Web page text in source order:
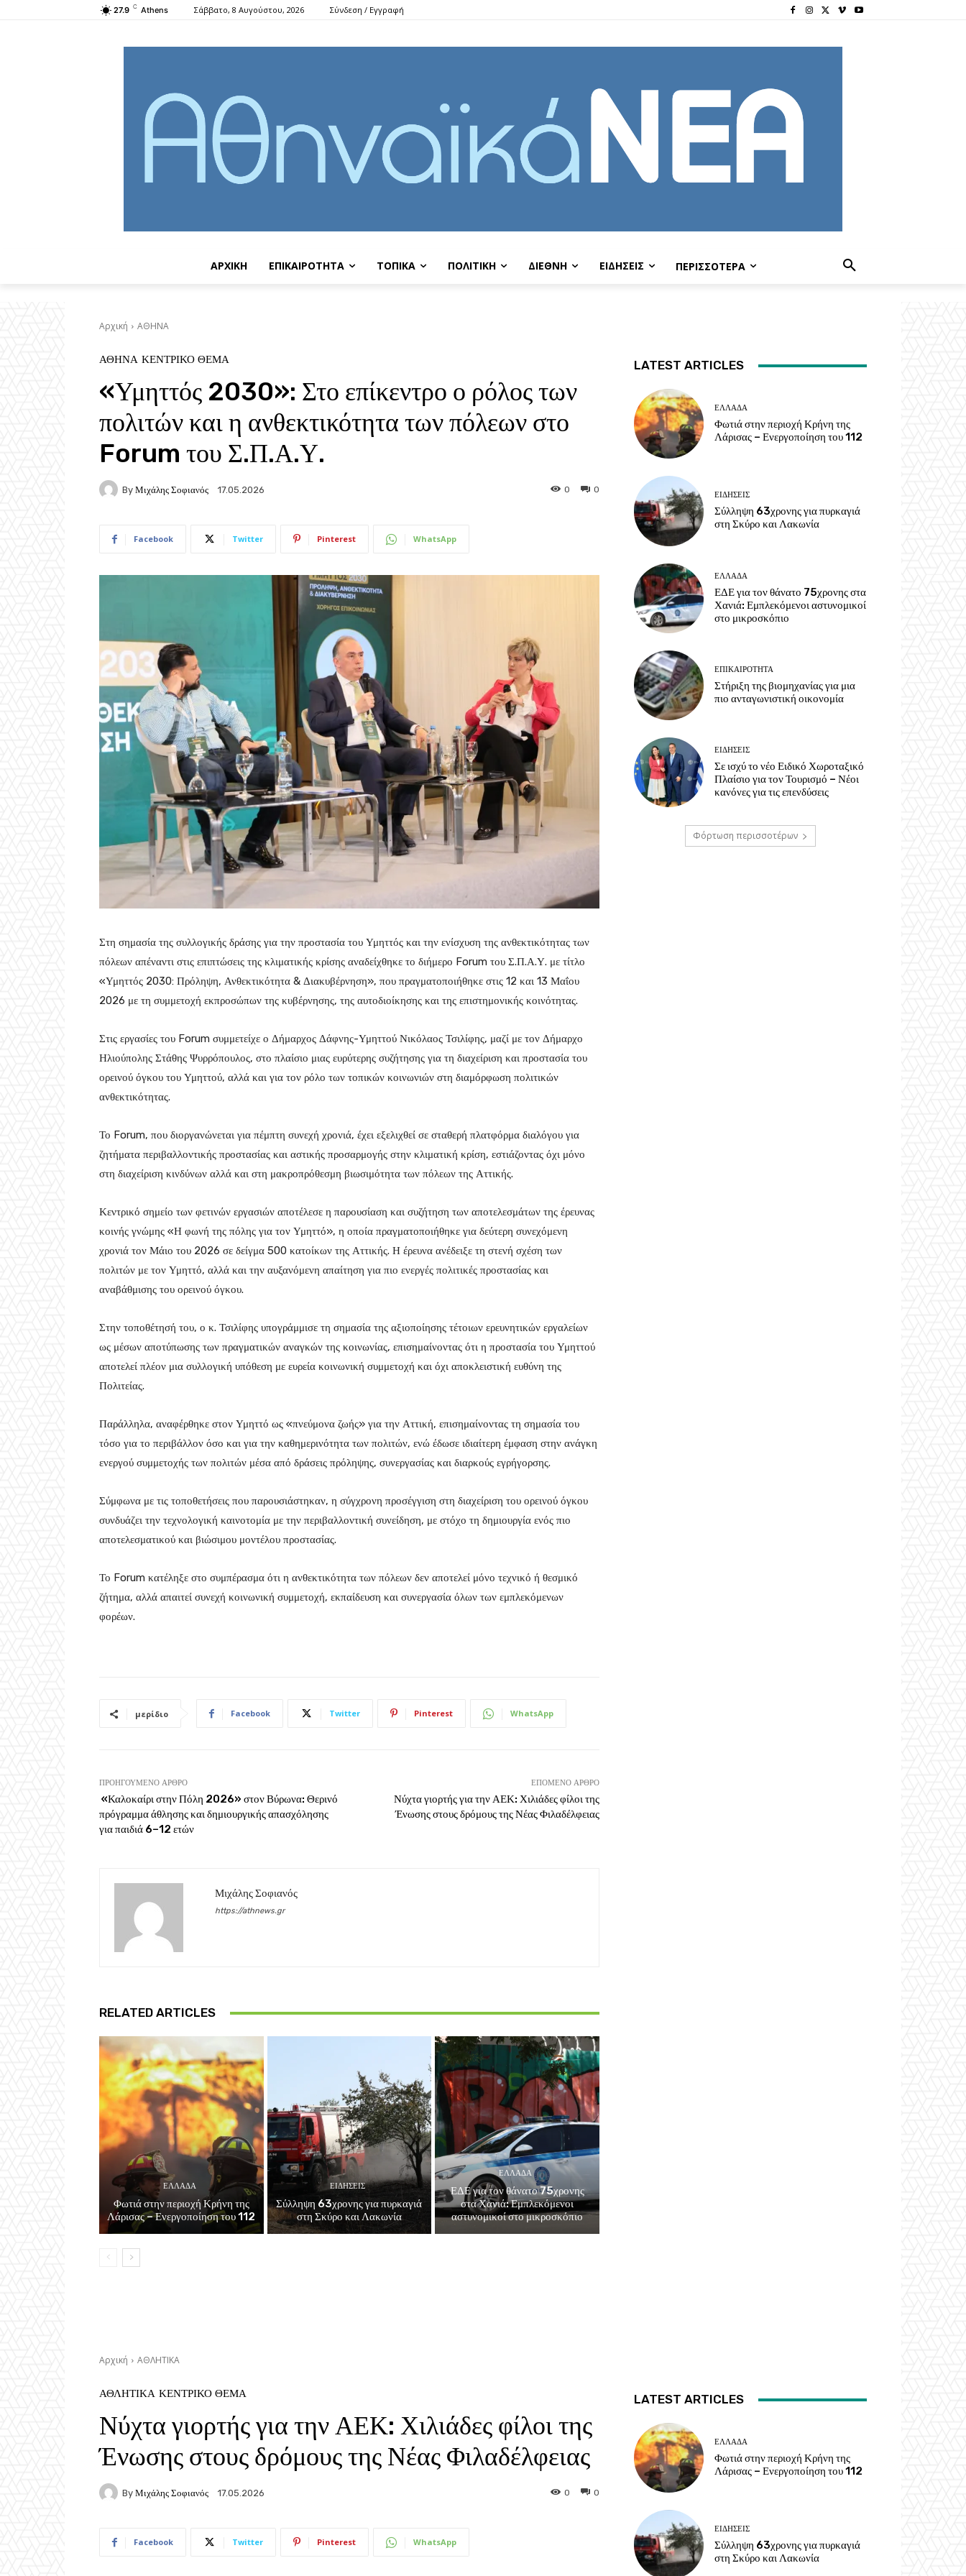
27.9 C Athens Σάββατο, 8 Αυγούστου, 2026 Σύνδεση / Εγγραφή
ΑΡΧΙΚΗ ΕΠΙΚΑΙΡΟΤΗΤΑ ΤΟΠΙΚΑ ΠΟΛΙΤΙΚΗ ΔΙΕΘΝΗ EIΔΗΣΕΙΣ ΠΕΡΙΣΣΟΤΕΡΑ
Αρχική ΑΘΗΝΑ
ΑΘΗΝΑ ΚΕΝΤΡΙΚΟ ΘΕΜΑ
«Υμηττός 2030»: Στο επίκεντρο ο ρόλος των
πολιτών και η ανθεκτικότητα των πόλεων στο
Forum του Σ.Π.Α.Υ.
By Μιχάλης Σοφιανός 17.05.2026 0
0
Facebook Twitter Pinterest WhatsApp
Στη σημασία της συλλογικής δράσης για την προστασία του Υμηττός και την ενίσχυση της ανθεκτικότητας των
πόλεων απέναντι στις επιπτώσεις της κλιματικής κρίσης αναδείχθηκε το διήμερο Forum του Σ.Π.Α.Υ. με τίτλο
«Υμηττός 2030: Πρόληψη, Ανθεκτικότητα & Διακυβέρνηση», που πραγματοποιήθηκε στις 12 και 13 Μαΐου
2026 με τη συμμετοχή εκπροσώπων της κυβέρνησης, της αυτοδιοίκησης και της επιστημονικής κοινότητας.
Στις εργασίες του Forum συμμετείχε ο Δήμαρχος Δάφνης-Υμηττού Νικόλαος Τσιλίφης, μαζί με τον Δήμαρχο
Ηλιούπολης Στάθης Ψυρρόπουλος, στο πλαίσιο μιας ευρύτερης συζήτησης για τη διαχείριση και προστασία του
ορεινού όγκου του Υμηττού, αλλά και για τον ρόλο των τοπικών κοινωνιών στη διαμόρφωση πολιτικών
ανθεκτικότητας.
Το Forum, που διοργανώνεται για πέμπτη συνεχή χρονιά, έχει εξελιχθεί σε σταθερή πλατφόρμα διαλόγου για
ζητήματα περιβαλλοντικής προστασίας και αστικής προσαρμογής στην κλιματική κρίση, εστιάζοντας όχι μόνο
στη διαχείριση κινδύνων αλλά και στη μακροπρόθεσμη βιωσιμότητα των πόλεων της Αττικής.
Κεντρικό σημείο των φετινών εργασιών αποτέλεσε η παρουσίαση και συζήτηση των αποτελεσμάτων της έρευνας
κοινής γνώμης «Η φωνή της πόλης για τον Υμηττό», η οποία πραγματοποιήθηκε για δεύτερη συνεχόμενη
χρονιά τον Μάιο του 2026 σε δείγμα 500 κατοίκων της Αττικής. Η έρευνα ανέδειξε τη στενή σχέση των
πολιτών με τον Υμηττό, αλλά και την αυξανόμενη απαίτηση για πιο ενεργές πολιτικές προστασίας και
αναβάθμισης του ορεινού όγκου.
Στην τοποθέτησή του, ο κ. Τσιλίφης υπογράμμισε τη σημασία της αξιοποίησης τέτοιων ερευνητικών εργαλείων
ως μέσων αποτύπωσης των πραγματικών αναγκών της κοινωνίας, επισημαίνοντας ότι η προστασία του Υμηττού
αποτελεί πλέον μια συλλογική υπόθεση με ευρεία κοινωνική συμμετοχή και όχι αποκλειστική ευθύνη της
Πολιτείας.
Παράλληλα, αναφέρθηκε στον Υμηττό ως «πνεύμονα ζωής» για την Αττική, επισημαίνοντας τη σημασία του
τόσο για το περιβάλλον όσο και για την καθημερινότητα των πολιτών, ενώ έδωσε ιδιαίτερη έμφαση στην ανάγκη
ενεργού συμμετοχής των πολιτών μέσα από δράσεις πρόληψης, συνεργασίας και διαρκούς εγρήγορσης.
Σύμφωνα με τις τοποθετήσεις που παρουσιάστηκαν, η σύγχρονη προσέγγιση στη διαχείριση του ορεινού όγκου
συνδυάζει την τεχνολογική καινοτομία με την περιβαλλοντική συνείδηση, με στόχο τη δημιουργία ενός πιο
αποτελεσματικού και βιώσιμου μοντέλου προστασίας.
Το Forum κατέληξε στο συμπέρασμα ότι η ανθεκτικότητα των πόλεων δεν αποτελεί μόνο τεχνικό ή θεσμικό
ζήτημα, αλλά απαιτεί συνεχή κοινωνική συμμετοχή, εκπαίδευση και συνεργασία όλων των εμπλεκόμενων
φορέων.
μερίδιο Facebook Twitter Pinterest WhatsApp
ΠΡΟΗΓΟΎΜΕΝΟ ΆΡΘΡΟ
«Καλοκαίρι στην Πόλη 2026» στον Βύρωνα: Θερινό
πρόγραμμα άθλησης και δημιουργικής απασχόλησης
για παιδιά 6–12 ετών
ΕΠΌΜΕΝΟ ΆΡΘΡΟ
Νύχτα γιορτής για την ΑΕΚ: Χιλιάδες φίλοι της
Ένωσης στους δρόμους της Νέας Φιλαδέλφειας
Μιχάλης Σοφιανός
https://athnews.gr
RELATED ARTICLES
ΕΛΛΑΔΑ
Φωτιά στην περιοχή Κρήνη της
Λάρισας – Ενεργοποίηση του 112
ΕΙΔΗΣΕΙΣ
Σύλληψη 63χρονης για πυρκαγιά
στη Σκύρο και Λακωνία
ΕΛΛΑΔΑ
ΕΔΕ για τον θάνατο 75χρονης
στα Χανιά: Εμπλεκόμενοι
αστυνομικοί στο μικροσκόπιο
LATEST ARTICLES
ΕΛΛΑΔΑ
Φωτιά στην περιοχή Κρήνη της
Λάρισας – Ενεργοποίηση του 112
ΕΙΔΗΣΕΙΣ
Σύλληψη 63χρονης για πυρκαγιά
στη Σκύρο και Λακωνία
ΕΛΛΑΔΑ
ΕΔΕ για τον θάνατο 75χρονης στα
Χανιά: Εμπλεκόμενοι αστυνομικοί
στο μικροσκόπιο
ΕΠΙΚΑΙΡΟΤΗΤΑ
Στήριξη της βιομηχανίας για μια
πιο ανταγωνιστική οικονομία
ΕΙΔΗΣΕΙΣ
Σε ισχύ το νέο Ειδικό Χωροταξικό
Πλαίσιο για τον Τουρισμό – Νέοι
κανόνες για τις επενδύσεις
Φόρτωση περισσοτέρων